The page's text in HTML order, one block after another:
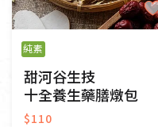
純素
甜河谷生技
十全養生藥膳燉包
$110